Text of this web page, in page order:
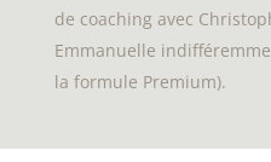
de coaching avec
Emmanuelle
la formule Premium).